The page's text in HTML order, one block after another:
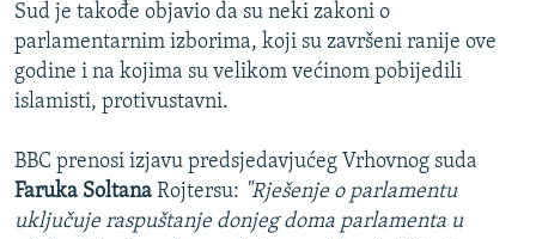
Sud je takođe objavio da su neki zakoni o
parlamentarnim izborima, koji su završeni ranije ove
godine i na kojima su velikom većinom pobijedili
islamisti, protivustavni.
BBC prenosi izjavu predsjedavjućeg Vrhovnog suda
Faruka Soltana Rojtersu: "Rješenje o parlamentu
uključuje raspuštanje donjeg doma parlamenta u